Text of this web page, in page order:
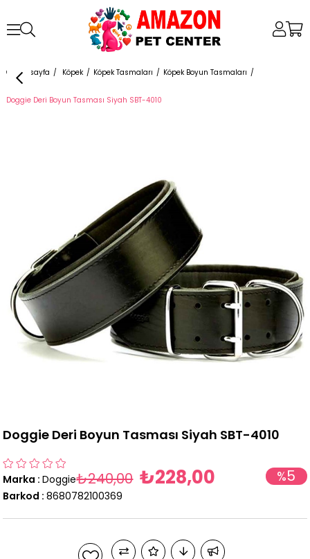
Anasayfa Köpek Köpek Tasmaları Köpek Boyun Tasmaları
Doggie Deri Boyun Tasması Siyah SBT-4010
Doggie Deri Boyun Tasması Siyah SBT-4010
Marka : Doggie %5
₺240,00 ₺228,00
Barkod : 8680782100369